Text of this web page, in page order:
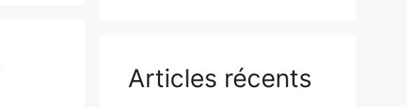
Articles récents